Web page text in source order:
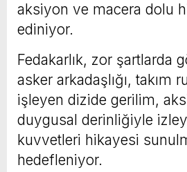
aksiyon ve macera dolu
ediniyor.
Fedakarlık, zor şartlarda
asker arkadaşlığı, takım
işleyen dizide gerilim,
duygusal derinliğiyle
kuvvetleri hikayesi
hedefleniyor.